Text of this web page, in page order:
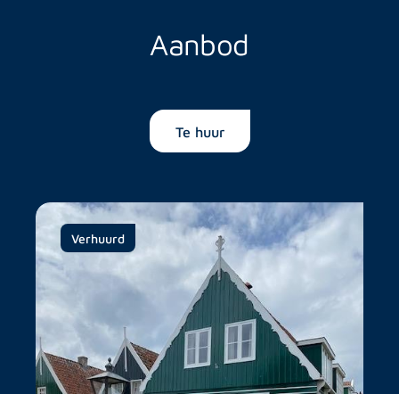
Aanbod
Te huur
Verhuurd